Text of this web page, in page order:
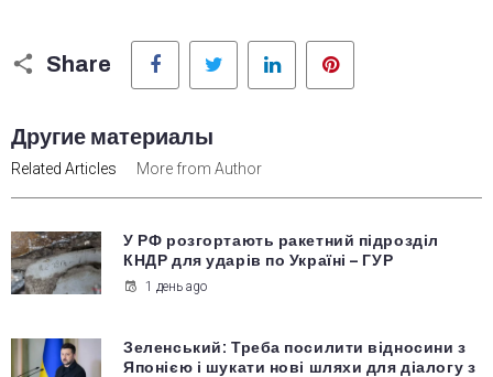
Share
Facebook Twitter LinkedIn
Другие материалы
Related Articles More from Author
У РФ розгортають ракетний підрозділ
КНДР для ударів по Україні – ГУР
1 день ago
Зеленський: Треба посилити відносини з
Японією і шукати нові шляхи для діалогу з